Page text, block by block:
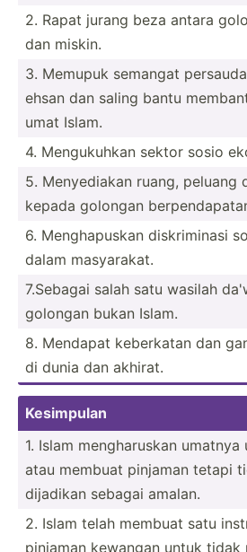
2. Rapat jurang beza antara
dan miskin.
3. Memupuk semangat
ehsan dan saling bantu
umat Islam.
4. Menguk­uhkan sektor sosio
5. Menyed­iakan ruang, peluang
kepada golongan
6. Mengha­puskan diskri­minasi
dalam masyar­akat.
7.Sebagai salah satu wasilah
golongan bukan Islam.
8. Mendapat keberkatan dan
di dunia dan akhirat.
Kesimpulan
1. Islam mengha­ruskan
atau membuat pinjaman tetapi
dijadikan sebagai amalan.
2. Islam telah membuat satu
pinjaman kewangan untuk tidak